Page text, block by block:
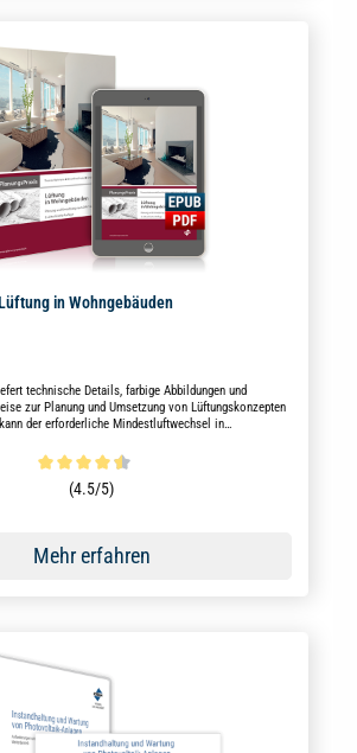
in Wohngebäuden
technische Details, farbige Abbildungen und
zur Planung und Umsetzung von Lüftungskonzepten
der erforderliche Mindestluftwechsel in
Bewertung von 4.5 von 5 Sternen
(4.5/5)
Mehr erfahren